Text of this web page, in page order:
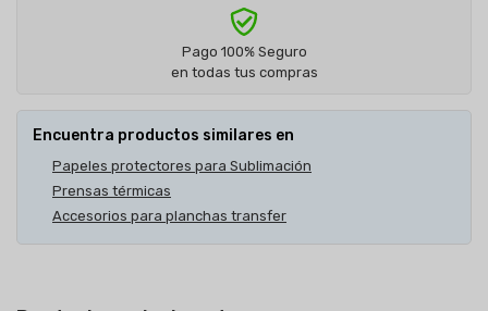
Pago 100% Seguro
en todas tus compras
Encuentra productos similares en
Papeles protectores para Sublimación
Prensas térmicas
Accesorios para planchas transfer